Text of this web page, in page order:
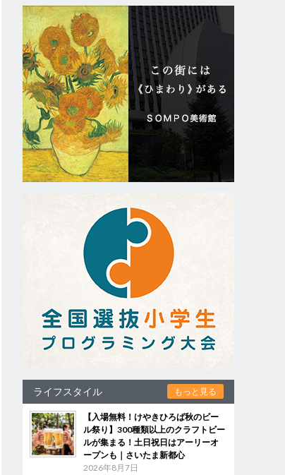
ライフスタイル もっと見る
【入場無料！けやきひろば秋のビー
ル祭り】300種類以上のクラフトビー
ルが集まる！土日祝日はアーリーオ
ープンも｜さいたま新都心
2026年8月7日